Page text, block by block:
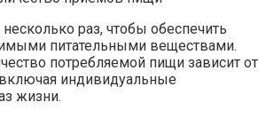
раз, чтобы обеспечить
питательными веществами.
потребляемой пищи зависит от
индивидуальные
жизни.